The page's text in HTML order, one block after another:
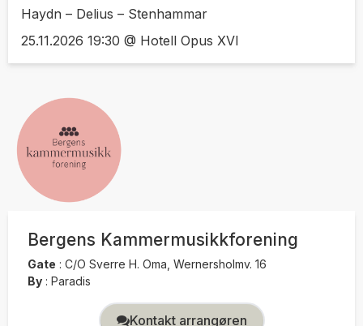
Haydn – Delius – Stenhammar
25.11.2026 19:30 @ Hotell Opus XVI
Bergens Kammermusikkforening
Gate : C/O Sverre H. Oma, Wernersholmv. 16
By : Paradis
Kontakt arrangøren